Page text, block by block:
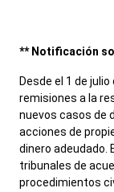
** Notificación
Desde el 1 de
remisiones a la
nuevos casos de
acciones de
dinero adeudado.
tribunales de
procedimientos